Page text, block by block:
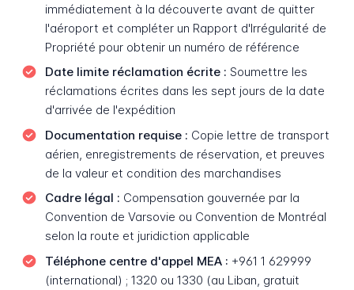
immédiatement à la découverte avant de quitter
l'aéroport et compléter un Rapport d'Irrégularité de
Propriété pour obtenir un numéro de référence
Date limite réclamation écrite : Soumettre les
réclamations écrites dans les sept jours de la date
d'arrivée de l'expédition
Documentation requise : Copie lettre de transport
aérien, enregistrements de réservation, et preuves
de la valeur et condition des marchandises
Cadre légal : Compensation gouvernée par la
Convention de Varsovie ou Convention de Montréal
selon la route et juridiction applicable
Téléphone centre d'appel MEA : +961 1 629999
(international) ; 1320 ou 1330 (au Liban, gratuit